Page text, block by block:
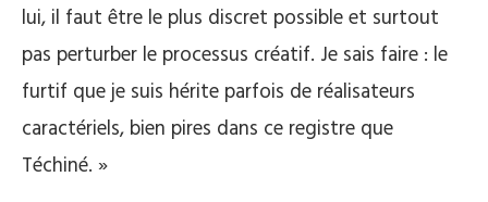
lui, il faut être le plus discret possible et surtout
pas perturber le processus créatif. Je sais faire : le
furtif que je suis hérite parfois de réalisateurs
caractériels, bien pires dans ce registre que
Téchiné. »